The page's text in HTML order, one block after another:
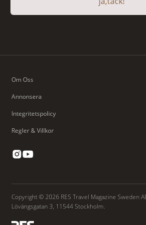
Om Oss
Annonsera
Integritetspolicy
Regler & Villkor
Copyright © 2026 RES Travel Magazine Sweden
Lövängsgatan 3, 11544 Stockholm.